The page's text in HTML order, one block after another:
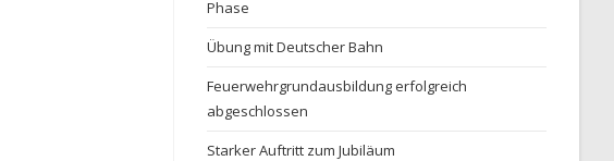
Phase
Übung mit Deutscher Bahn
Feuerwehrgrundausbildung erfolgreich
abgeschlossen
Starker Auftritt zum Jubiläum